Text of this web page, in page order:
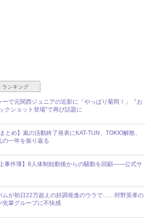
ランキング
で元関西ジュニアの近影に「やっぱり菊岡！」『お
クショット登場”で再び話題に
とめ】嵐の活動終了発表にKAT-TUN、TOKIO解散、
一年を振り返る
事件簿】8人体制始動後からの騒動を回顧――公式サ
ムが初日22万超えの好調発進のウラで……狩野英孝の
先輩グループに不快感